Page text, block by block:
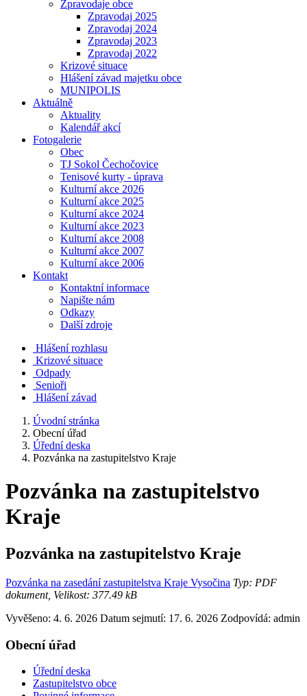
Zpravodaje obce
Zpravodaj 2025
Zpravodaj 2024
Zpravodaj 2023
Zpravodaj 2022
Krizové situace
Hlášení závad majetku obce
MUNIPOLIS
Aktuálně
Aktuality
Kalendář akcí
Fotogalerie
Obec
TJ Sokol Čechočovice
Tenisové kurty - úprava
Kulturní akce 2026
Kulturní akce 2025
Kulturní akce 2024
Kulturní akce 2023
Kulturní akce 2008
Kulturní akce 2007
Kulturní akce 2006
Kontakt
Kontaktní informace
Napište nám
Odkazy
Další zdroje
Hlášení rozhlasu
Krizové situace
Odpady
Senioři
Hlášení závad
Úvodní stránka
Obecní úřad
Úřední deska
Pozvánka na zastupitelstvo Kraje
Pozvánka na zastupitelstvo
Kraje
Pozvánka na zastupitelstvo Kraje
Pozvánka na zasedání zastupitelstva Kraje Vysočina Typ: PDF
dokument, Velikost: 377.49 kB
Vyvěšeno: 4. 6. 2026 Datum sejmutí: 17. 6. 2026 Zodpovídá: admin
Obecní úřad
Úřední deska
Zastupitelstvo obce